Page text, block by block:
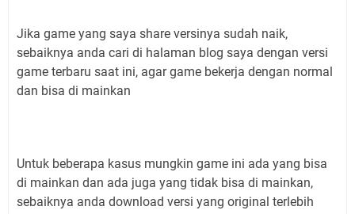
Jika game yang saya share versinya sudah naik,
sebaiknya anda cari di halaman blog saya dengan versi
game terbaru saat ini, agar game bekerja dengan normal
dan bisa di mainkan
Untuk beberapa kasus mungkin game ini ada yang bisa
di mainkan dan ada juga yang tidak bisa di mainkan,
sebaiknya anda download versi yang original terlebih